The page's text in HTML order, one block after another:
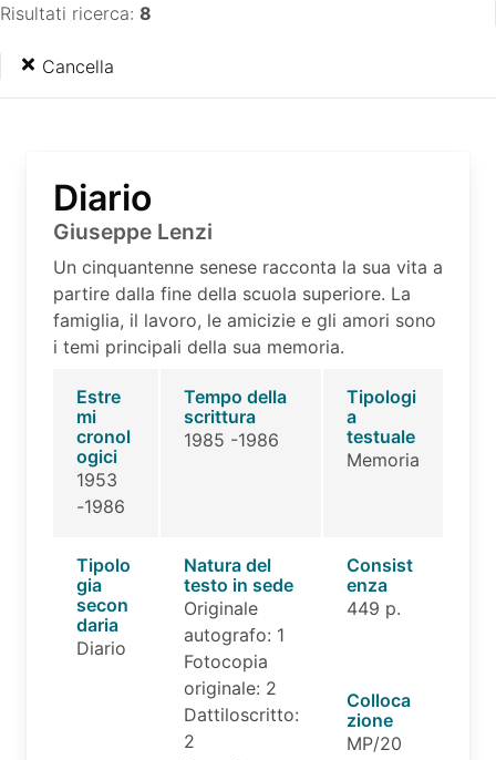
Risultati ricerca: 8
Cancella
Diario
Giuseppe Lenzi
Un cinquantenne senese racconta la sua vita a
partire dalla fine della scuola superiore. La
famiglia, il lavoro, le amicizie e gli amori sono
i temi principali della sua memoria.
Estre
mi
cronol
ogici
1953
-1986
Tempo della
scrittura
1985 -1986
Tipologi
a
testuale
Memoria
Tipolo
gia
secon
daria
Diario
Natura del
testo in sede
Originale
autografo: 1
Fotocopia
originale: 2
Dattiloscritto:
2
Consist
enza
449 p.
Colloca
zione
MP/20